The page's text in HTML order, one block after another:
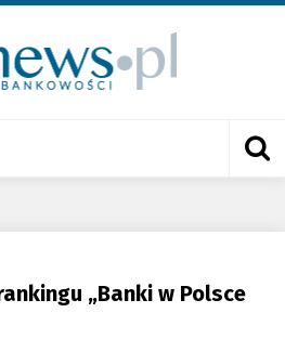
„Banki w Polsce